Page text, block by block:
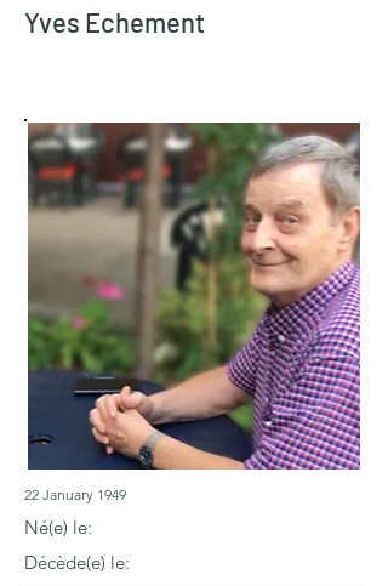
Yves Echement
22 January 1949
Né(e) le:
Décède(e) le: